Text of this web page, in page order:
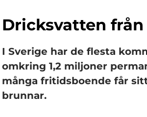
Dricksvatten
I Sverige har de flesta
omkring 1,2 miljoner
många fritidsboende får
brunnar.